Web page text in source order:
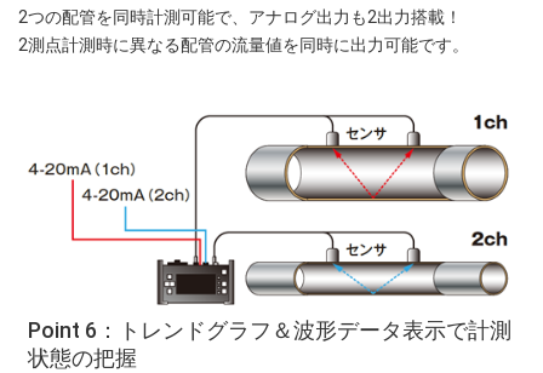
2つの配管を同時計測可能で、アナログ出力も2出力搭載！
2測点計測時に異なる配管の流量値を同時に出力可能です。
Point 6：トレンドグラフ＆波形データ表示で計測
状態の把握